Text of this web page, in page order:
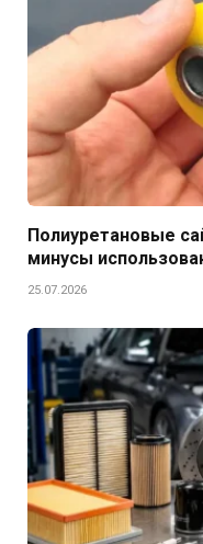
Полиуретановые
минусы
25.07.2026